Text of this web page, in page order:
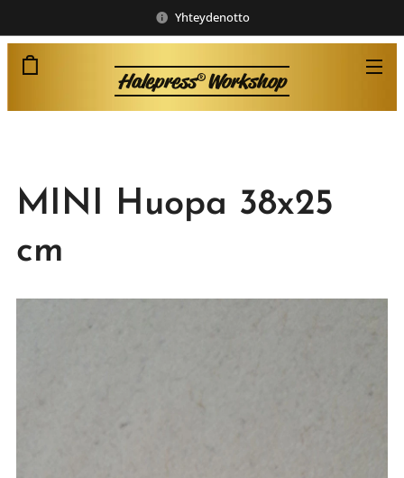
Yhteydenotto
Halepress®Workshop
MINI Huopa 38x25
cm